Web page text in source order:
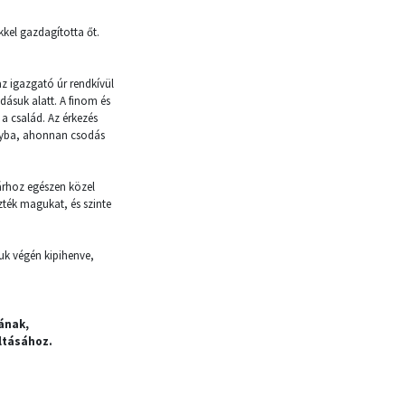
gazdagította őt.
igazgató úr rendkívül
alatt. A finom és
család. Az érkezés
ahonnan csodás
egészen közel
magukat, és szinte
végén kipihenve,